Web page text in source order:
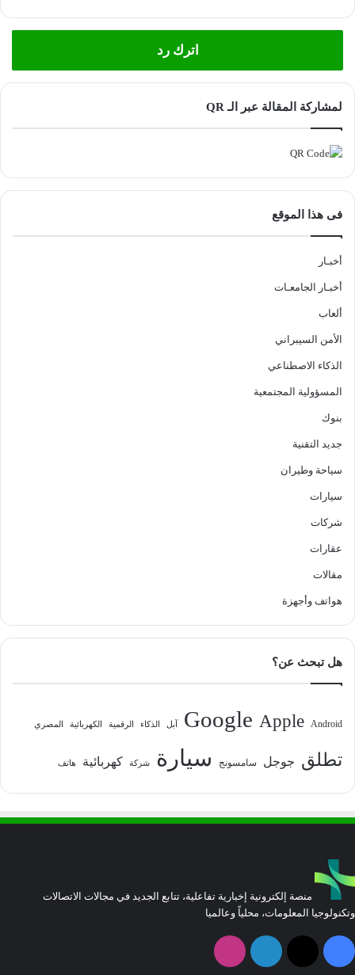
اترك رد
لمشاركة المقالة عبر الـ QR
فى هذا الموقع
أخبـار
أخبـار الجامعـات
ألعاب
الأمن السيبراني
الذكاء الاصطناعي
المسؤولية المجتمعية
بنوك
جديد التقنية
سياحة وطيران
سيارات
شركات
عقارات
مقالات
هواتف وأجهزة
هل تبحث عن؟
Android
Apple
Google آبل الذكاء الرقمية الكهربائية المصري
تطلق جوجل سامسونج سيارة شركة كهربائية هاتف
منصة إلكترونية إخبارية تفاعلية، تتابع الجديد في مجالات الاتصالات
وتكنولوجيا المعلومات، محلياً وعالميا
فيسبوك
‫X لينكدإن انستقرام